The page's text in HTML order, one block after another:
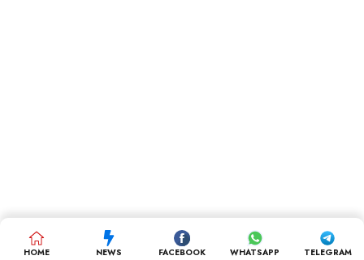
HOME NEWS FACEBOOK WHATSAPP TELEGRAM